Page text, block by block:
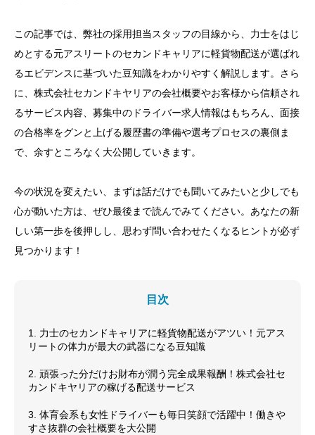
この記事では、弊社の採用担当スタッフの目線から、力士をはじ
めとする元アスリートのセカンドキャリアに軽貨物配送が選ばれ
るエビデンスに基づいた豆知識をわかりやすく解説します。さら
に、株式会社セカンドキヤリアの会社概要やお客様から信頼され
るサービス内容、募集中のドライバー求人情報はもちろん、面接
の合格率をグンと上げる履歴書の準備や選考プロセスの裏側ま
で、余すところなく大公開していきます。
今の状況を変えたい、まずは話だけでも聞いてみたいと少しでも
心が動いた方は、ぜひ最後まで読んでみてください。あなたの新
しい第一歩を後押しし、思わず問い合わせたくなるヒントが必ず
見つかります！
目次
1. 力士のセカンドキャリアに軽貨物配送がアツい！元アス
リートの体力が最大の武器になる豆知識
2. 頑張った分だけお財布が潤う完全成果報酬！株式会社セ
カンドキヤリアの稼げる配送サービス
3. 体育会系も女性ドライバーも毎日笑顔で活躍中！働きや
すさ抜群の会社概要を大公開